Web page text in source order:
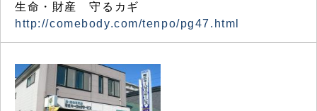
生命・財産 守るカギ
http://comebody.com/tenpo/pg47.html